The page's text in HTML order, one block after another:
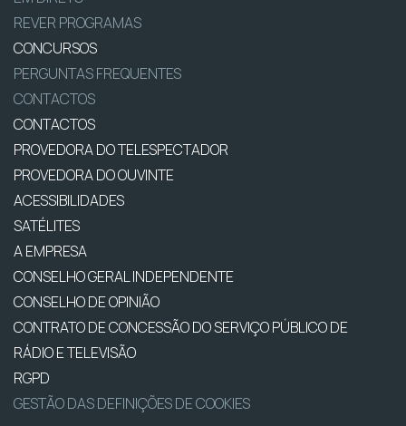
REVER PROGRAMAS
CONCURSOS
PERGUNTAS FREQUENTES
CONTACTOS
CONTACTOS
PROVEDORA DO TELESPECTADOR
PROVEDORA DO OUVINTE
ACESSIBILIDADES
SATÉLITES
A EMPRESA
CONSELHO GERAL INDEPENDENTE
CONSELHO DE OPINIÃO
CONTRATO DE CONCESSÃO DO SERVIÇO PÚBLICO DE
RÁDIO E TELEVISÃO
RGPD
GESTÃO DAS DEFINIÇÕES DE COOKIES